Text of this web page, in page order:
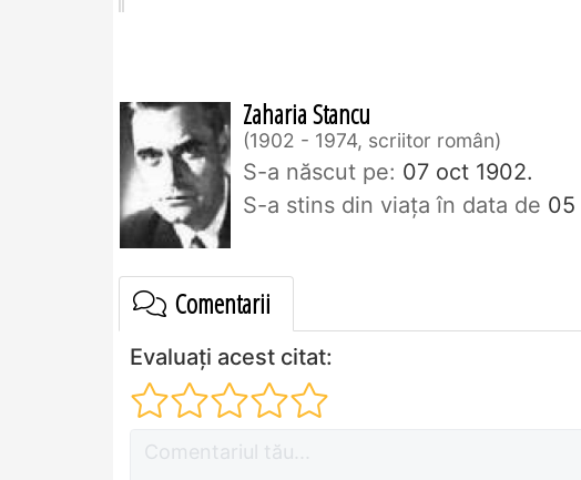
Zaharia Stancu
1902 - 1974, scriitor român
S-a născut pe: 07 oct 1902.
S-a stins din viaţa în data de 05
Comentarii
Evaluați acest citat: